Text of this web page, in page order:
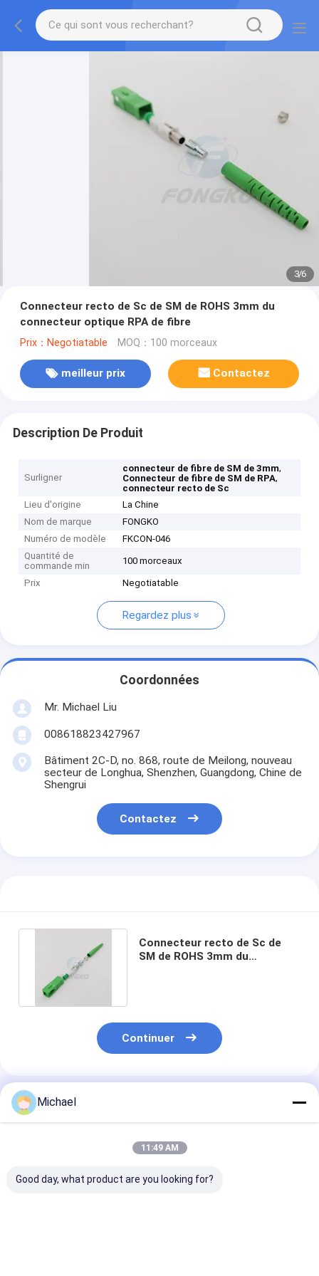
3/6
Connecteur recto de Sc de SM de ROHS 3mm du
connecteur optique RPA de fibre
Prix：Negotiatable MOQ：100 morceaux
meilleur prix Contactez
Description De Produit
Surligner
connecteur de fibre de SM de 3mm,
Connecteur de fibre de SM de RPA,
connecteur recto de Sc
Lieu d'origine
La Chine
Nom de marque
FONGKO
Numéro de modèle
FKCON-046
Quantité de
commande min
100 morceaux
Prix Negotiatable
Regardez plus
Coordonnées
Mr. Michael Liu
008618823427967
Bâtiment 2C-D, no. 868, route de Meilong, nouveau
secteur de Longhua, Shenzhen, Guangdong, Chine de
Shengrui
Contactez
Connecteur recto de Sc de
SM de ROHS 3mm du
Continuer
Produits Recommandés
Michael
11:49 AM
Good day, what product are you looking for?